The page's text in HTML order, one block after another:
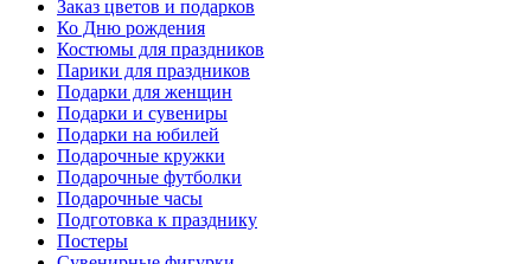
Заказ цветов и подарков
Ко Дню рождения
Костюмы для праздников
Парики для праздников
Подарки для женщин
Подарки и сувениры
Подарки на юбилей
Подарочные кружки
Подарочные футболки
Подарочные часы
Подготовка к празднику
Постеры